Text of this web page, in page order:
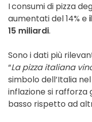
I consumi di pizza
aumentati del 14% e
15 miliardi.
Sono i dati più
“La pizza italiana
simbolo dell’Italia
inflazione si rafforza
basso rispetto ad